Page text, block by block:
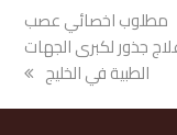
next
post:
مطلوب اخصائي عصب
جذور لكبرى الجهات
الطبية في الخليج